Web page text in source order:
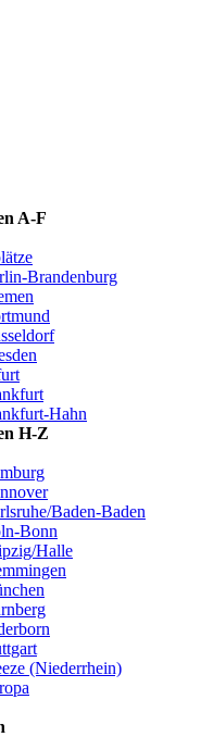
A-F
Brandenburg
Hahn
H-Z
Baden-Baden
Bonn
Halle
(Niederrhein)